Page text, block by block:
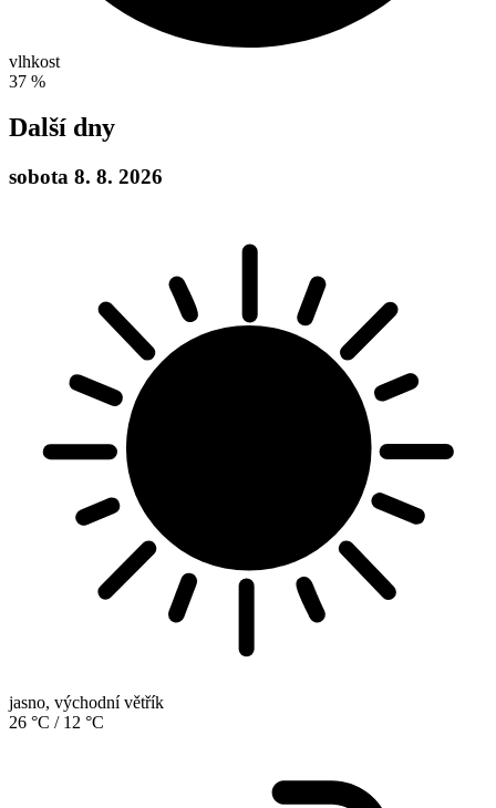
vlhkost
37 %
Další dny
sobota 8. 8. 2026
jasno, východní větřík
26 °C / 12 °C